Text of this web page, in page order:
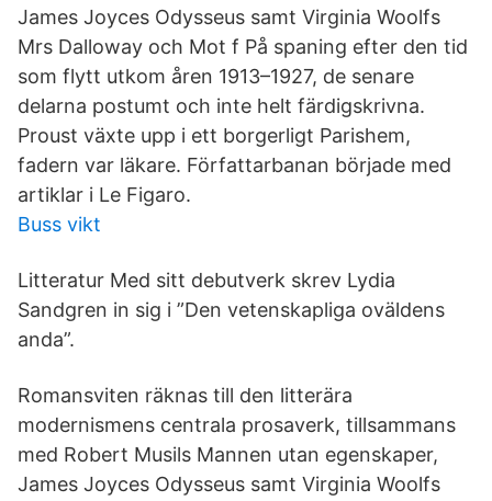
James Joyces Odysseus samt Virginia Woolfs
Mrs Dalloway och Mot f På spaning efter den tid
som flytt utkom åren 1913–1927, de senare
delarna postumt och inte helt färdigskrivna.
Proust växte upp i ett borgerligt Parishem,
fadern var läkare. Författarbanan började med
artiklar i Le Figaro.
Buss vikt
Litteratur Med sitt debutverk skrev Lydia
Sandgren in sig i ”Den vetenskapliga oväldens
anda”.
Romansviten räknas till den litterära
modernismens centrala prosaverk, tillsammans
med Robert Musils Mannen utan egenskaper,
James Joyces Odysseus samt Virginia Woolfs